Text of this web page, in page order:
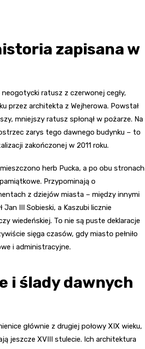
zapisana w
ratusz z czerwonej cegły,
przez architekta z Wejherowa. Powstał
mniejszy ratusz spłonął w pożarze. Na
zarys tego dawnego budynku – to
zakończonej w 2011 roku.
herb Pucka, a po obu stronach
Przypominają o
z dziejów miasta – między innymi
III Sobieski, a Kaszubi licznie
wiedeńskiej. To nie są puste deklaracje
sięga czasów, gdy miasto pełniło
i administracyjne.
i ślady dawnych
głównie z drugiej połowy XIX wieku,
jeszcze XVIII stulecie. Ich architektura